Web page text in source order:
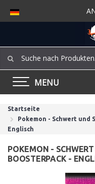
MENU
Startseite
Pokemon - Schwert und
Englisch
POKEMON -
BOOSTERPACK -